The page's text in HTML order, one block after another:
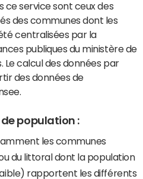
ce service sont ceux des
des communes dont les
centralisées par la
publiques du ministère de
Le calcul des données par
des données de
population :
les communes
du littoral dont la population
rapportent les différents